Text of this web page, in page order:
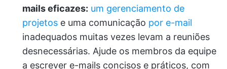
mails eficazes: um gerenciamento de
projetos e uma comunicação por e-mail
inadequados muitas vezes levam a reuniões
desnecessárias. Ajude os membros da equipe
a escrever e-mails concisos e práticos, com